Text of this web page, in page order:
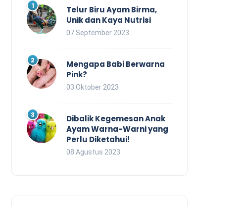
Telur Biru Ayam Birma,
Unik dan Kaya Nutrisi
07 September 2023
Mengapa Babi Berwarna
Pink?
03 Oktober 2023
Dibalik Kegemesan Anak
Ayam Warna-Warni yang
Perlu Diketahui!
08 Agustus 2023